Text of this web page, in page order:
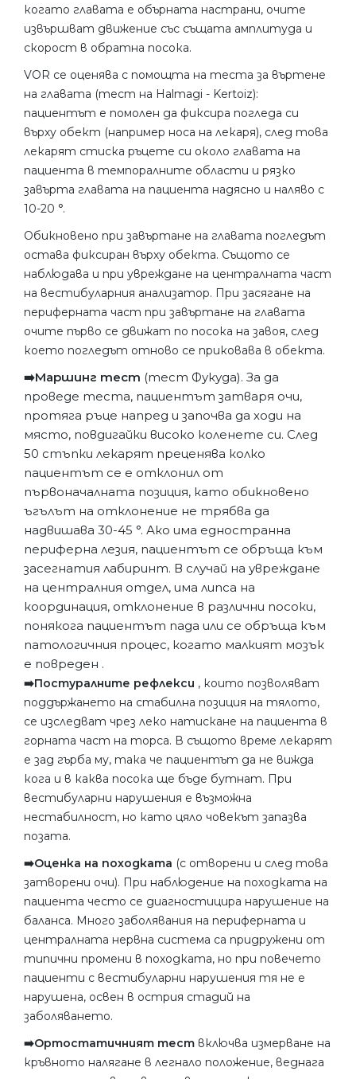
когато главата е обърната настрани, очите
извършват движение със същата амплитуда и
скорост в обратна посока.
VOR се оценява с помощта на теста за въртене
на главата (тест на Halmagi - Kertoiz):
пациентът е помолен да фиксира погледа си
върху обект (например носа на лекаря), след това
лекарят стиска ръцете си около главата на
пациента в темпоралните области и рязко
завърта главата на пациента надясно и наляво с
10-20 °.
Обикновено при завъртане на главата погледът
остава фиксиран върху обекта. Същото се
наблюдава и при увреждане на централната част
на вестибуларния анализатор. При засягане на
периферната част при завъртане на главата
очите първо се движат по посока на завоя, след
което погледът отново се приковава в обекта.
➡️Маршинг тест (тест Фукуда). За да
проведе теста, пациентът затваря очи,
протяга ръце напред и започва да ходи на
място, повдигайки високо коленете си. След
50 стъпки лекарят преценява колко
пациентът се е отклонил от
първоначалната позиция, като обикновено
ъгълът на отклонение не трябва да
надвишава 30-45 °. Ако има едностранна
периферна лезия, пациентът се обръща към
засегнатия лабиринт. В случай на увреждане
на централния отдел, има липса на
координация, отклонение в различни посоки,
понякога пациентът пада или се обръща към
патологичния процес, когато малкият мозък
е повреден .
➡️Постуралните рефлекси , които позволяват
поддържането на стабилна позиция на тялото,
се изследват чрез леко натискане на пациента в
горната част на торса. В същото време лекарят
е зад гърба му, така че пациентът да не вижда
кога и в каква посока ще бъде бутнат. При
вестибуларни нарушения е възможна
нестабилност, но като цяло човекът запазва
позата.
➡️Оценка на походката (с отворени и след това
затворени очи). При наблюдение на походката на
пациента често се диагностицира нарушение на
баланса. Много заболявания на периферната и
централната нервна система са придружени от
типични промени в походката, но при повечето
пациенти с вестибуларни нарушения тя не е
нарушена, освен в острия стадий на
заболяването.
➡️Ортостатичният тест включва измерване на
кръвното налягане в легнало положение, веднага